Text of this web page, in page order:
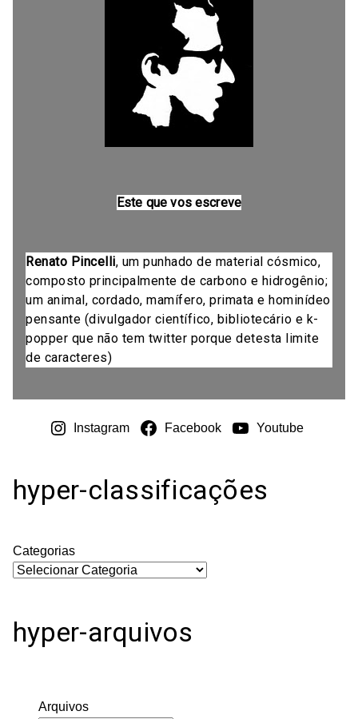
Este que vos escreve
Renato Pincelli, um punhado de material cósmico,
composto principalmente de carbono e hidrogênio;
um animal, cordado, mamífero, primata e hominídeo
pensante (divulgador científico, bibliotecário e k-
popper que não tem twitter porque detesta limite
de caracteres)
Instagram Facebook Youtube
hyper-classificações
Categorias
hyper-arquivos
Arquivos